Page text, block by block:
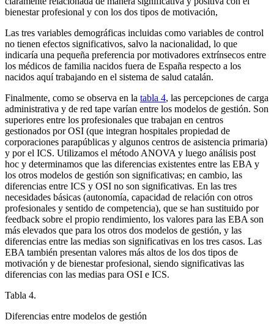
bienestar profesional y con los dos tipos de motivación,
Las tres variables demográficas incluidas como variables de control
no tienen efectos significativos, salvo la nacionalidad, lo que
indicaría una pequeña preferencia por motivadores extrínsecos entre
los médicos de familia nacidos fuera de España respecto a los
nacidos aquí trabajando en el sistema de salud catalán.
Finalmente, como se observa en la tabla 4, las percepciones de carga
administrativa y de red tape varían entre los modelos de gestión. Son
superiores entre los profesionales que trabajan en centros
gestionados por OSI (que integran hospitales propiedad de
corporaciones parapúblicas y algunos centros de asistencia primaria)
y por el ICS. Utilizamos el método ANOVA y luego análisis post
hoc y determinamos que las diferencias existentes entre las EBA y
los otros modelos de gestión son significativas; en cambio, las
diferencias entre ICS y OSI no son significativas. En las tres
necesidades básicas (autonomía, capacidad de relación con otros
profesionales y sentido de competencia), que se han sustituido por
feedback sobre el propio rendimiento, los valores para las EBA son
más elevados que para los otros dos modelos de gestión, y las
diferencias entre las medias son significativas en los tres casos. Las
EBA también presentan valores más altos de los dos tipos de
motivación y de bienestar profesional, siendo significativas las
diferencias con las medias para OSI e ICS.
Tabla 4.
Diferencias entre modelos de gestión